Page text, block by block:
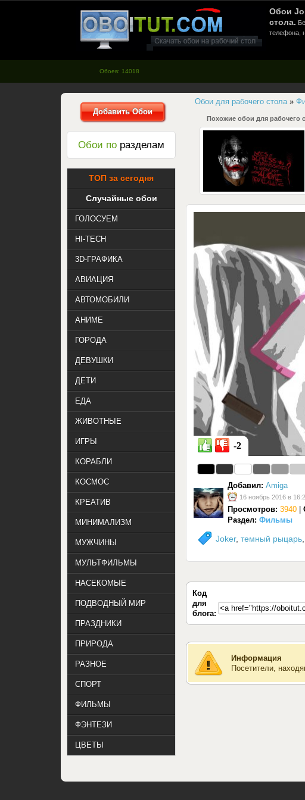
oboitut.com - Обои для рабочего
стола
Обои
стола.
телефона,
Обоев: 14018
Обои для рабочего стола»
Похожие обои для рабочего
Joker, темный рыцарь
Добавил: Amiga
16 ноябрь 2016 в
Просмотров: 3940
-2
Раздел: Фильмы
Код
для
блога:
Информация
Посетители,
Добавить Обои
Обои по разделам
ТОП за сегодня
Случайные обои
ГОЛОСУЕМ
HI-TECH
3D-ГРАФИКА
АВИАЦИЯ
АВТОМОБИЛИ
АНИМЕ
ГОРОДА
ДЕВУШКИ
ДЕТИ
ЕДА
ЖИВОТНЫЕ
ИГРЫ
КОРАБЛИ
КОСМОС
КРЕАТИВ
МИНИМАЛИЗМ
МУЖЧИНЫ
МУЛЬТФИЛЬМЫ
НАСЕКОМЫЕ
ПОДВОДНЫЙ МИР
ПРАЗДНИКИ
ПРИРОДА
РАЗНОЕ
СПОРТ
ФИЛЬМЫ
ФЭНТЕЗИ
ЦВЕТЫ